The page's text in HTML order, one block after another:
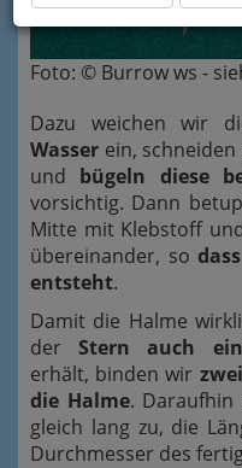
Foto: © Burrow ws -
Dazu weichen wir
Wasser ein,
und bügeln diese
vorsichtig. Dann
Mitte mit Klebstoff
übereinander, so
entsteht.
Damit die Halme
derStern auch
erhält, binden wir
die Halme. Daraufhin
gleich lang zu, die
Durchmesser des